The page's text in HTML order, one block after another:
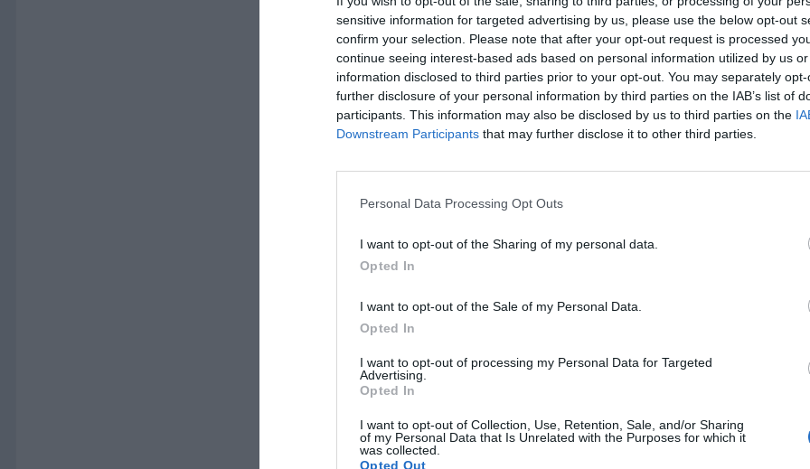
sensitive information for targeted advertising by us, please use the below opt-out
confirm your selection. Please note that after your opt-out request is processed
continue seeing interest-based ads based on personal information utilized by us
information disclosed to third parties prior to your opt-out. You may separately
further disclosure of your personal information by third parties on the IAB’s list of
participants. This information may also be disclosed by us to third parties on the
Downstream Participants that may further disclose it to other third parties.
Personal Data Processing Opt Outs
I want to opt-out of the Sharing of my personal data.
Opted In
I want to opt-out of the Sale of my Personal Data.
Opted In
I want to opt-out of processing my Personal Data for Targeted
Advertising.
Opted In
I want to opt-out of Collection, Use, Retention, Sale, and/or Sharing
of my Personal Data that Is Unrelated with the Purposes for which it
was collected.
Opted Out
Så många är
Norrtälje
Bino Drummond
väljer
passersystem